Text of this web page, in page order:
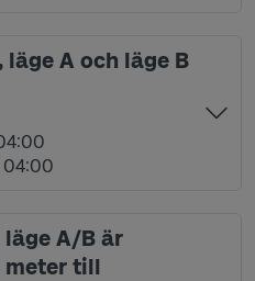
A och läge B
kl 04:00
kl 04:00
04:00
A/B är
till